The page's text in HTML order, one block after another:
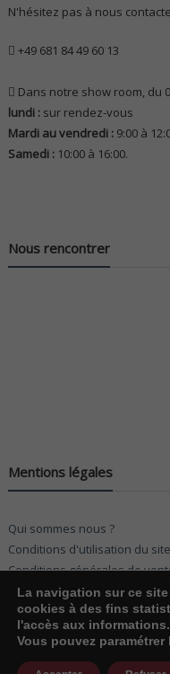
N'hésitez pas à nous
+49 681 84 49 60 13
Dans notre show room, du
lundi : sur rendez-vous
Mardi au vendredi : 9:00 à
Samedi : 10:00 à 16:00.
Nous rencontrer
Mentions légales
Qui sommes nous ?
Conditions d'utilisation du site
Conditions générales de
© 2026 KF
La navigation sur ce
cookies à des fins
l'accès aux informations.
Vous pouvez paramétrer